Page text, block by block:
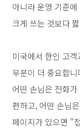
아니라 운영 기준
크게 쓰는 것보다
미국에서 한인 고
부분이 더 중요합
어떤 손님은 전화
편하고, 어떤 손님
페이지가 있으면 "